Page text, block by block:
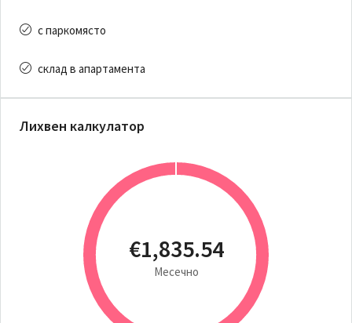
с паркомясто
склад в апартамента
Лихвен калкулатор
€1,835.54
Месечно